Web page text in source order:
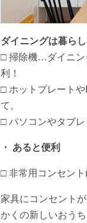
ダイニングは暮ら
□ 掃除機…ダイニン
利！
□ ホットプレート
て。
□ パソコンやタブ
・ あると便利
□ 非常用コンセン
家具にコンセント
かくの新しいおうち